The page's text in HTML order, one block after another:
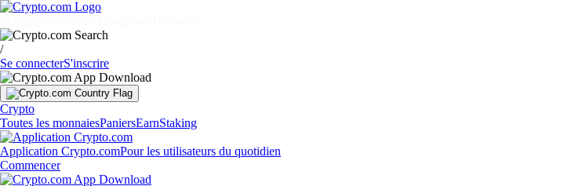
/
Se connecterS'inscrire
Crypto
Toutes les monnaiesPaniersEarnStaking
Application Crypto.comPour les utilisateurs du quotidien
Commencer